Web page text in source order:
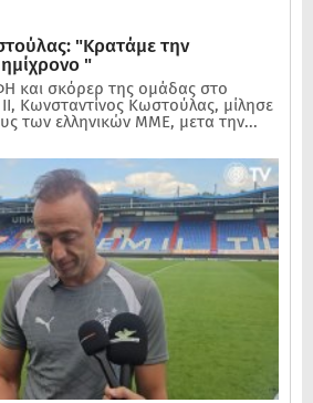
"Κρατάμε την
"
και σκόρερ της ομάδας στο
Κωνσταντίνος Κωστούλας, μίλησε
των ελληνικών ΜΜΕ, μετα την...